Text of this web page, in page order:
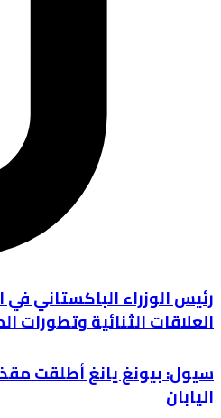
رئيس الوزراء الباكستاني
العلاقات الثنائية وتطورات
سيول: بيونغ يانغ أطلقت
اليابان